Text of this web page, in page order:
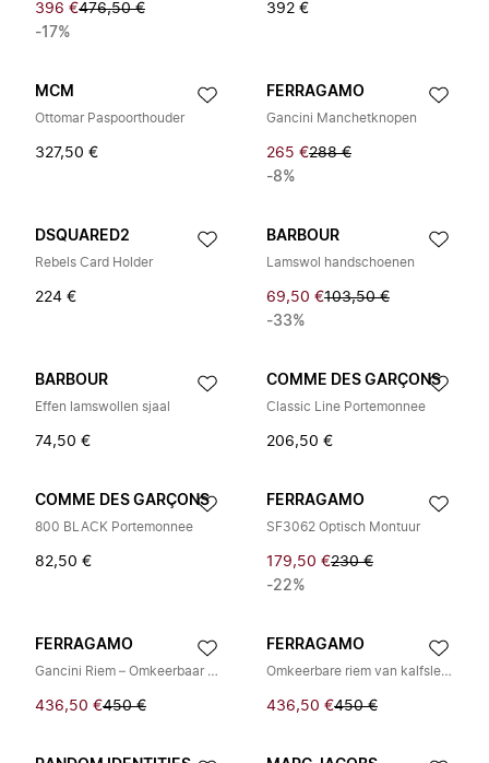
396 €476,50 €
-17%
392 €
MCM
Ottomar Paspoorthouder
327,50 €
FERRAGAMO
Gancini Manchetknopen
265 €288 €
-8%
DSQUARED2
Rebels Card Holder
224 €
BARBOUR
Lamswol handschoenen
69,50 €103,50 €
-33%
BARBOUR
Effen lamswollen sjaal
74,50 €
COMME DES GARÇONS
Classic Line Portemonnee
206,50 €
COMME DES GARÇONS
800 BLACK Portemonnee
82,50 €
FERRAGAMO
SF3062 Optisch Montuur
179,50 €230 €
-22%
FERRAGAMO
Gancini Riem – Omkeerbaar en Verstelbaar
436,50 €450 €
FERRAGAMO
Omkeerbare riem van kalfsleer met zilverkleurige gesp
436,50 €450 €